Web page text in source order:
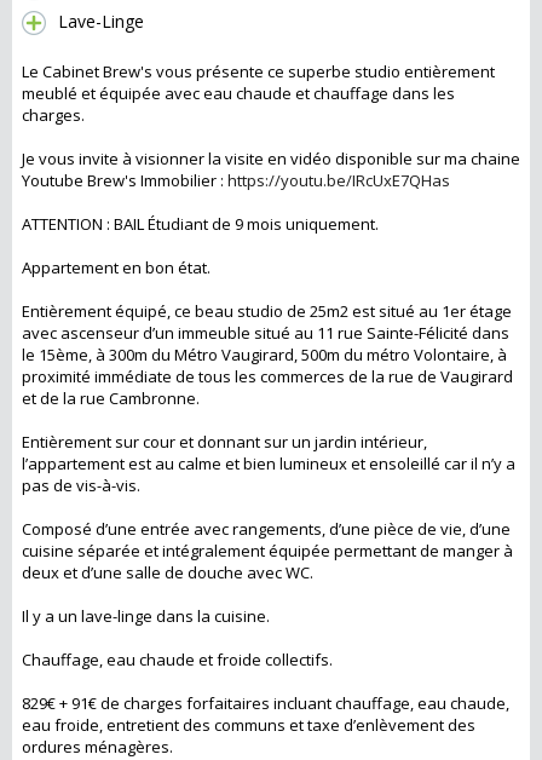
Lave-Linge
Le Cabinet Brew's vous présente ce superbe studio entièrement
meublé et équipée avec eau chaude et chauffage dans les
charges.
Je vous invite à visionner la visite en vidéo disponible sur ma chaine
Youtube Brew's Immobilier : https://youtu.be/IRcUxE7QHas
ATTENTION : BAIL Étudiant de 9 mois uniquement.
Appartement en bon état.
Entièrement équipé, ce beau studio de 25m2 est situé au 1er étage
avec ascenseur d’un immeuble situé au 11 rue Sainte-Félicité dans
le 15ème, à 300m du Métro Vaugirard, 500m du métro Volontaire, à
proximité immédiate de tous les commerces de la rue de Vaugirard
et de la rue Cambronne.
Entièrement sur cour et donnant sur un jardin intérieur,
l’appartement est au calme et bien lumineux et ensoleillé car il n’y a
pas de vis-à-vis.
Composé d’une entrée avec rangements, d’une pièce de vie, d’une
cuisine séparée et intégralement équipée permettant de manger à
deux et d’une salle de douche avec WC.
Il y a un lave-linge dans la cuisine.
Chauffage, eau chaude et froide collectifs.
829€ + 91€ de charges forfaitaires incluant chauffage, eau chaude,
eau froide, entretient des communs et taxe d’enlèvement des
ordures ménagères.